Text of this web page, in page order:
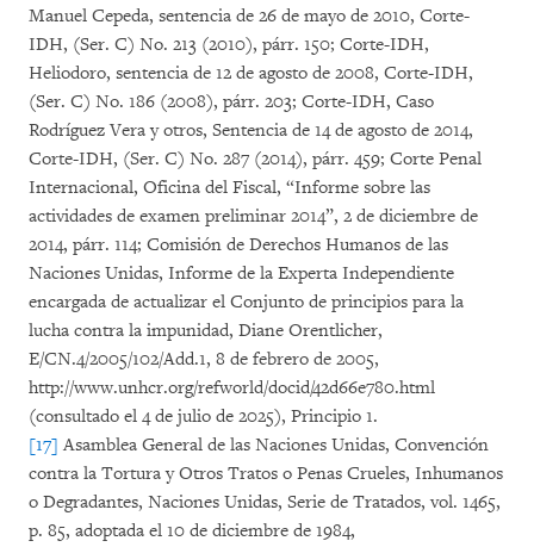
Manuel Cepeda, sentencia de 26 de mayo de 2010, Corte-
IDH, (Ser. C) No. 213 (2010), párr. 150; Corte-IDH,
Heliodoro, sentencia de 12 de agosto de 2008, Corte-IDH,
(Ser. C) No. 186 (2008), párr. 203; Corte-IDH, Caso
Rodríguez Vera y otros, Sentencia de 14 de agosto de 2014,
Corte-IDH, (Ser. C) No. 287 (2014), párr. 459; Corte Penal
Internacional, Oficina del Fiscal, “Informe sobre las
actividades de examen preliminar 2014”, 2 de diciembre de
2014, párr. 114; Comisión de Derechos Humanos de las
Naciones Unidas, Informe de la Experta Independiente
encargada de actualizar el Conjunto de principios para la
lucha contra la impunidad, Diane Orentlicher,
E/CN.4/2005/102/Add.1, 8 de febrero de 2005,
http://www.unhcr.org/refworld/docid/42d66e780.html
(consultado el 4 de julio de 2025), Principio 1.
[17] Asamblea General de las Naciones Unidas, Convención
contra la Tortura y Otros Tratos o Penas Crueles, Inhumanos
o Degradantes, Naciones Unidas, Serie de Tratados, vol. 1465,
p. 85, adoptada el 10 de diciembre de 1984,